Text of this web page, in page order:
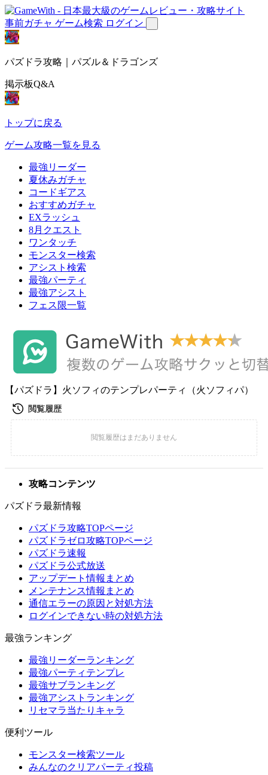
事前ガチャ ゲーム検索 ログイン
パズドラ攻略｜パズル＆ドラゴンズ
掲示板Q&A
トップに戻る
ゲーム攻略一覧を見る
最強リーダー
夏休みガチャ
コードギアス
おすすめガチャ
EXラッシュ
8月クエスト
ワンタッチ
モンスター検索
アシスト検索
最強パーティ
最強アシスト
フェス限一覧
【パズドラ】火ソフィのテンプレパーティ（火ソフィパ）
攻略コンテンツ
パズドラ最新情報
パズドラ攻略TOPページ
パズドラゼロ攻略TOPページ
パズドラ速報
パズドラ公式放送
アップデート情報まとめ
メンテナンス情報まとめ
通信エラーの原因と対処方法
ログインできない時の対処方法
最強ランキング
最強リーダーランキング
最強パーティテンプレ
最強サブランキング
最強アシストランキング
リセマラ当たりキャラ
便利ツール
モンスター検索ツール
みんなのクリアパーティ投稿